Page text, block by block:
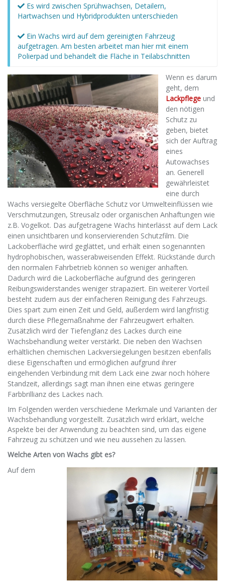
Es wird zwischen Sprühwachsen, Detailern,
Hartwachsen und Hybridprodukten unterschieden
Ein Wachs wird auf dem gereinigten Fahrzeug
aufgetragen. Am besten arbeitet man hier mit einem
Polierpad und behandelt die Fläche in Teilabschnitten
Wenn es darum
geht, dem
Lackpflege und
den nötigen
Schutz zu
geben, bietet
sich der Auftrag
eines
Autowachses
an. Generell
gewährleistet
eine durch
Wachs versiegelte Oberfläche Schutz vor Umwelteinflüssen wie
Verschmutzungen, Streusalz oder organischen Anhaftungen wie
z.B. Vogelkot. Das aufgetragene Wachs hinterlässt auf dem Lack
einen unsichtbaren und konservierenden Schutzfilm. Die
Lackoberfläche wird geglättet, und erhält einen sogenannten
hydrophobischen, wasserabweisenden Effekt. Rückstände durch
den normalen Fahrbetrieb können so weniger anhaften.
Dadurch wird die Lackoberfläche aufgrund des geringeren
Reibungswiderstandes weniger strapaziert. Ein weiterer Vorteil
besteht zudem aus der einfacheren Reinigung des Fahrzeugs.
Dies spart zum einen Zeit und Geld, außerdem wird langfristig
durch diese Pflegemaßnahme der Fahrzeugwert erhalten.
Zusätzlich wird der Tiefenglanz des Lackes durch eine
Wachsbehandlung weiter verstärkt. Die neben den Wachsen
erhältlichen chemischen Lackversiegelungen besitzen ebenfalls
diese Eigenschaften und ermöglichen aufgrund ihrer
eingehenden Verbindung mit dem Lack eine zwar noch höhere
Standzeit, allerdings sagt man ihnen eine etwas geringere
Farbbrillianz des Lackes nach.
Im Folgenden werden verschiedene Merkmale und Varianten der
Wachsbehandlung vorgestellt. Zusätzlich wird erklärt, welche
Aspekte bei der Anwendung zu beachten sind, um das eigene
Fahrzeug zu schützen und wie neu aussehen zu lassen.
Welche Arten von Wachs gibt es?
Auf dem